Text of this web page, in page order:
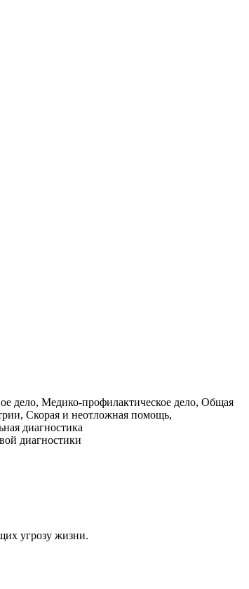
дело, Медико-профилактическое дело, Общая
Скорая и неотложная помощь,
диагностика
диагностики
угрозу жизни.